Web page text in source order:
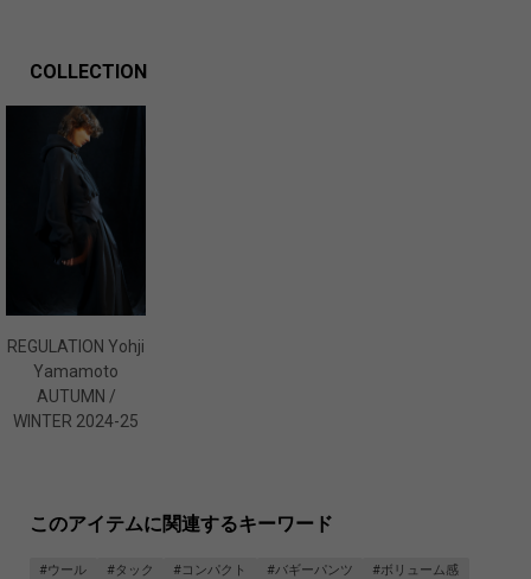
COLLECTION
REGULATION Yohji
Yamamoto
AUTUMN /
WINTER 2024-25
このアイテムに関連するキーワード
#ウール #タック #コンパクト #バギーパンツ
#ボリューム感